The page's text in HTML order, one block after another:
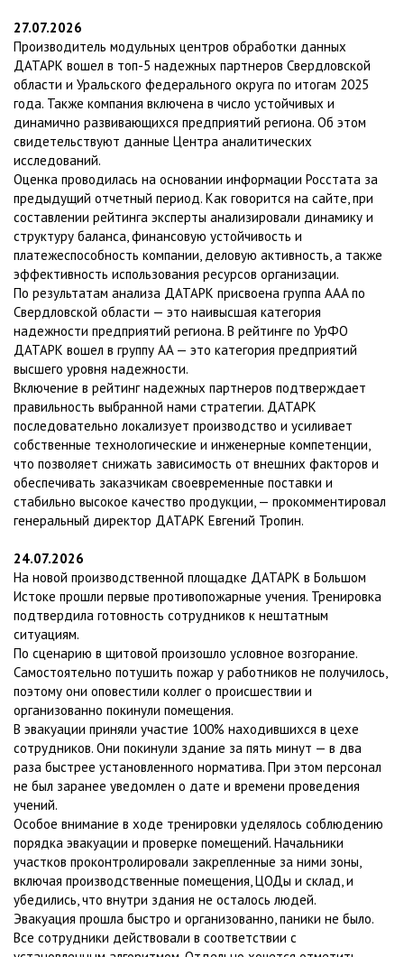
27.07.2026
Производитель модульных центров обработки данных
ДАТАРК вошел в топ-5 надежных партнеров Свердловской
области и Уральского федерального округа по итогам 2025
года. Также компания включена в число устойчивых и
динамично развивающихся предприятий региона. Об этом
свидетельствуют данные Центра аналитических
исследований.
Оценка проводилась на основании информации Росстата за
предыдущий отчетный период. Как говорится на сайте, при
составлении рейтинга эксперты анализировали динамику и
структуру баланса, финансовую устойчивость и
платежеспособность компании, деловую активность, а также
эффективность использования ресурсов организации.
По результатам анализа ДАТАРК присвоена группа AAA по
Свердловской области — это наивысшая категория
надежности предприятий региона. В рейтинге по УрФО
ДАТАРК вошел в группу AA — это категория предприятий
высшего уровня надежности.
Включение в рейтинг надежных партнеров подтверждает
правильность выбранной нами стратегии. ДАТАРК
последовательно локализует производство и усиливает
собственные технологические и инженерные компетенции,
что позволяет снижать зависимость от внешних факторов и
обеспечивать заказчикам своевременные поставки и
стабильно высокое качество продукции, — прокомментировал
генеральный директор ДАТАРК Евгений Тропин.
24.07.2026
На новой производственной площадке ДАТАРК в Большом
Истоке прошли первые противопожарные учения. Тренировка
подтвердила готовность сотрудников к нештатным
ситуациям.
По сценарию в щитовой произошло условное возгорание.
Самостоятельно потушить пожар у работников не получилось,
поэтому они оповестили коллег о происшествии и
организованно покинули помещения.
В эвакуации приняли участие 100% находившихся в цехе
сотрудников. Они покинули здание за пять минут — в два
раза быстрее установленного норматива. При этом персонал
не был заранее уведомлен о дате и времени проведения
учений.
Особое внимание в ходе тренировки уделялось соблюдению
порядка эвакуации и проверке помещений. Начальники
участков проконтролировали закрепленные за ними зоны,
включая производственные помещения, ЦОДы и склад, и
убедились, что внутри здания не осталось людей.
Эвакуация прошла быстро и организованно, паники не было.
Все сотрудники действовали в соответствии с